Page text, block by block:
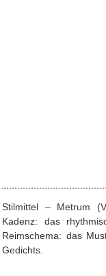
Stilmittel – Metrum
Kadenz: das
Reimschema: das
Gedichts.